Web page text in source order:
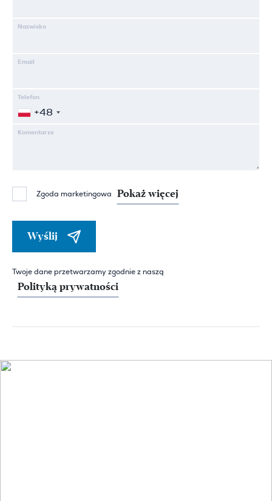
Nazwisko
Email
Telefon
+48
Komentarze
Zgoda marketingowa Pokaż więcej
Wyślij
Twoje dane przetwarzamy zgodnie z naszą
Polityką prywatności